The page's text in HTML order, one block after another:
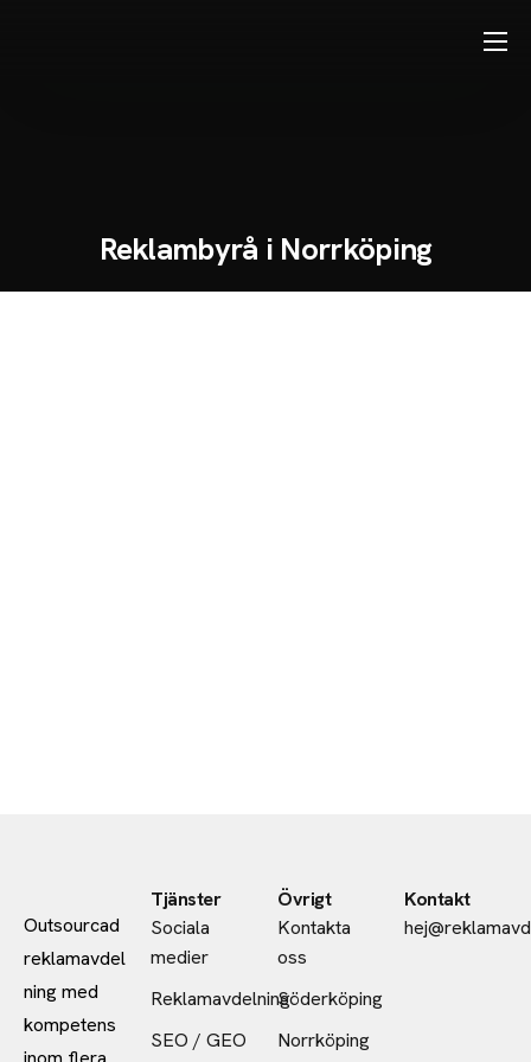
Reklambyrå i Norrköping
Outsourcad
reklamavdel
ning med
kompetens
Tjänster
Sociala
medier
Reklamavdelning
SEO / GEO
Övrigt
Kontakta
oss
Söderköping
Norrköping
Kontakt